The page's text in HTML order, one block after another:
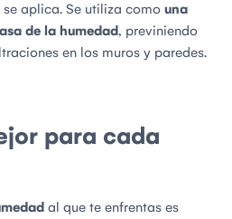
se aplica. Se utiliza como una
de la humedad, previniendo
en los muros y paredes.
para cada
al que te enfrentas es